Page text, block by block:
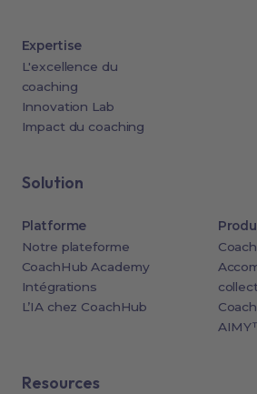
Expertise
L'excellence du
coaching
Innovation Lab
Impact du coaching
Solution
Platforme
Notre plateforme
CoachHub Academy
Intégrations
L’IA chez CoachHub
Resources